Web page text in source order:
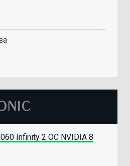
Infinity 2 OC NVIDIA 8